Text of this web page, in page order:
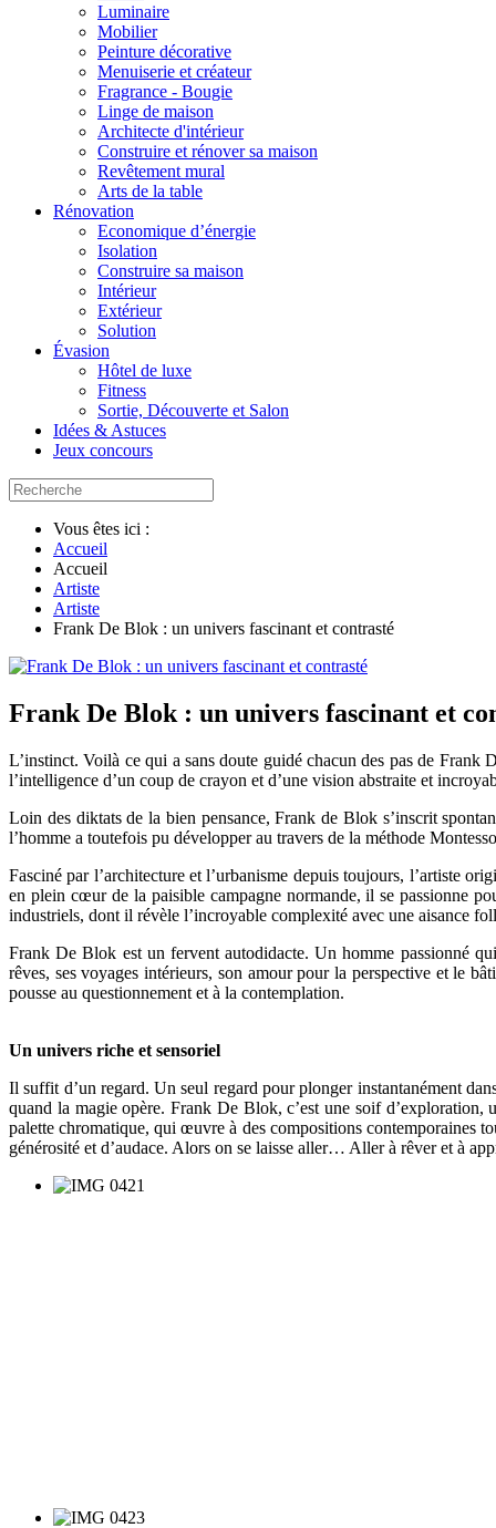
Luminaire
Mobilier
Peinture décorative
Menuiserie et créateur
Fragrance - Bougie
Linge de maison
Architecte d'intérieur
Construire et rénover sa maison
Revêtement mural
Arts de la table
Rénovation
Economique d’énergie
Isolation
Construire sa maison
Intérieur
Extérieur
Solution
Évasion
Hôtel de luxe
Fitness
Sortie, Découverte et Salon
Idées & Astuces
Jeux concours
Vous êtes ici :
Accueil
Accueil
Artiste
Artiste
Frank De Blok : un univers fascinant et contrasté
Frank De Blok : un univers fascinant et
L’instinct. Voilà ce qui a sans doute guidé chacun des pas de
l’intelligence d’un coup de crayon et d’une vision abstraite et
Loin des diktats de la bien pensance, Frank de Blok s’inscrit
l’homme a toutefois pu développer au travers de la méthode
Fasciné par l’architecture et l’urbanisme depuis toujours, l’artiste
en plein cœur de la paisible campagne normande, il se passionne
industriels, dont il révèle l’incroyable complexité avec une aisance
Frank De Blok est un fervent autodidacte. Un homme passionné
rêves, ses voyages intérieurs, son amour pour la perspective et le
pousse au questionnement et à la contemplation.
Un univers riche et sensoriel
Il suffit d’un regard. Un seul regard pour plonger instantanément
quand la magie opère. Frank De Blok, c’est une soif d’exploration,
palette chromatique, qui œuvre à des compositions contemporaines
générosité et d’audace. Alors on se laisse aller… Aller à rêver et à